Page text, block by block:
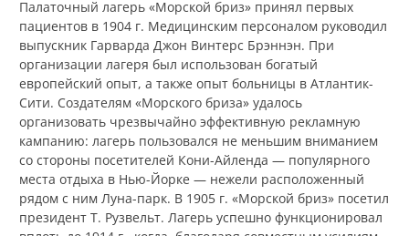
Палаточный лагерь «Морской бриз» принял первых
пациентов в 1904 г. Медицинским персоналом руководил
выпускник Гарварда Джон Винтерс Брэннэн. При
организации лагеря был использован богатый
европейский опыт, а также опыт больницы в Атлантик-
Сити. Создателям «Морского бриза» удалось
организовать чрезвычайно эффективную рекламную
кампанию: лагерь пользовался не меньшим вниманием
со стороны посетителей Кони-Айленда — популярного
места отдыха в Нью-Йорке — нежели расположенный
рядом с ним Луна-парк. В 1905 г. «Морской бриз» посетил
президент Т. Рузвельт. Лагерь успешно функционировал